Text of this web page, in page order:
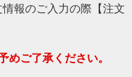
報のご入力の際【注文
ご了承ください。